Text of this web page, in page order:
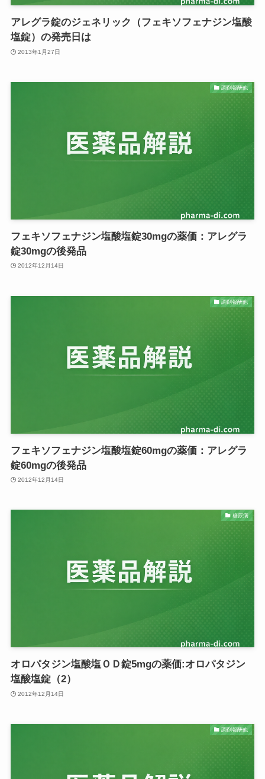
アレグラ錠のジェネリック（フェキソフェナジン塩酸
塩錠）の発売日は
2013年1月27日
調剤報酬他
フェキソフェナジン塩酸塩錠30mgの薬価：アレグラ
錠30mgの後発品
2012年12月14日
調剤報酬他
フェキソフェナジン塩酸塩錠60mgの薬価：アレグラ
錠60mgの後発品
2012年12月14日
糖尿病
オロパタジン塩酸塩ＯＤ錠5mgの薬価:オロパタジン
塩酸塩錠（2）
2012年12月14日
調剤報酬他